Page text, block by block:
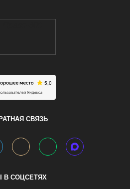
СВЯЗЬ
В СОЦСЕТЯХ